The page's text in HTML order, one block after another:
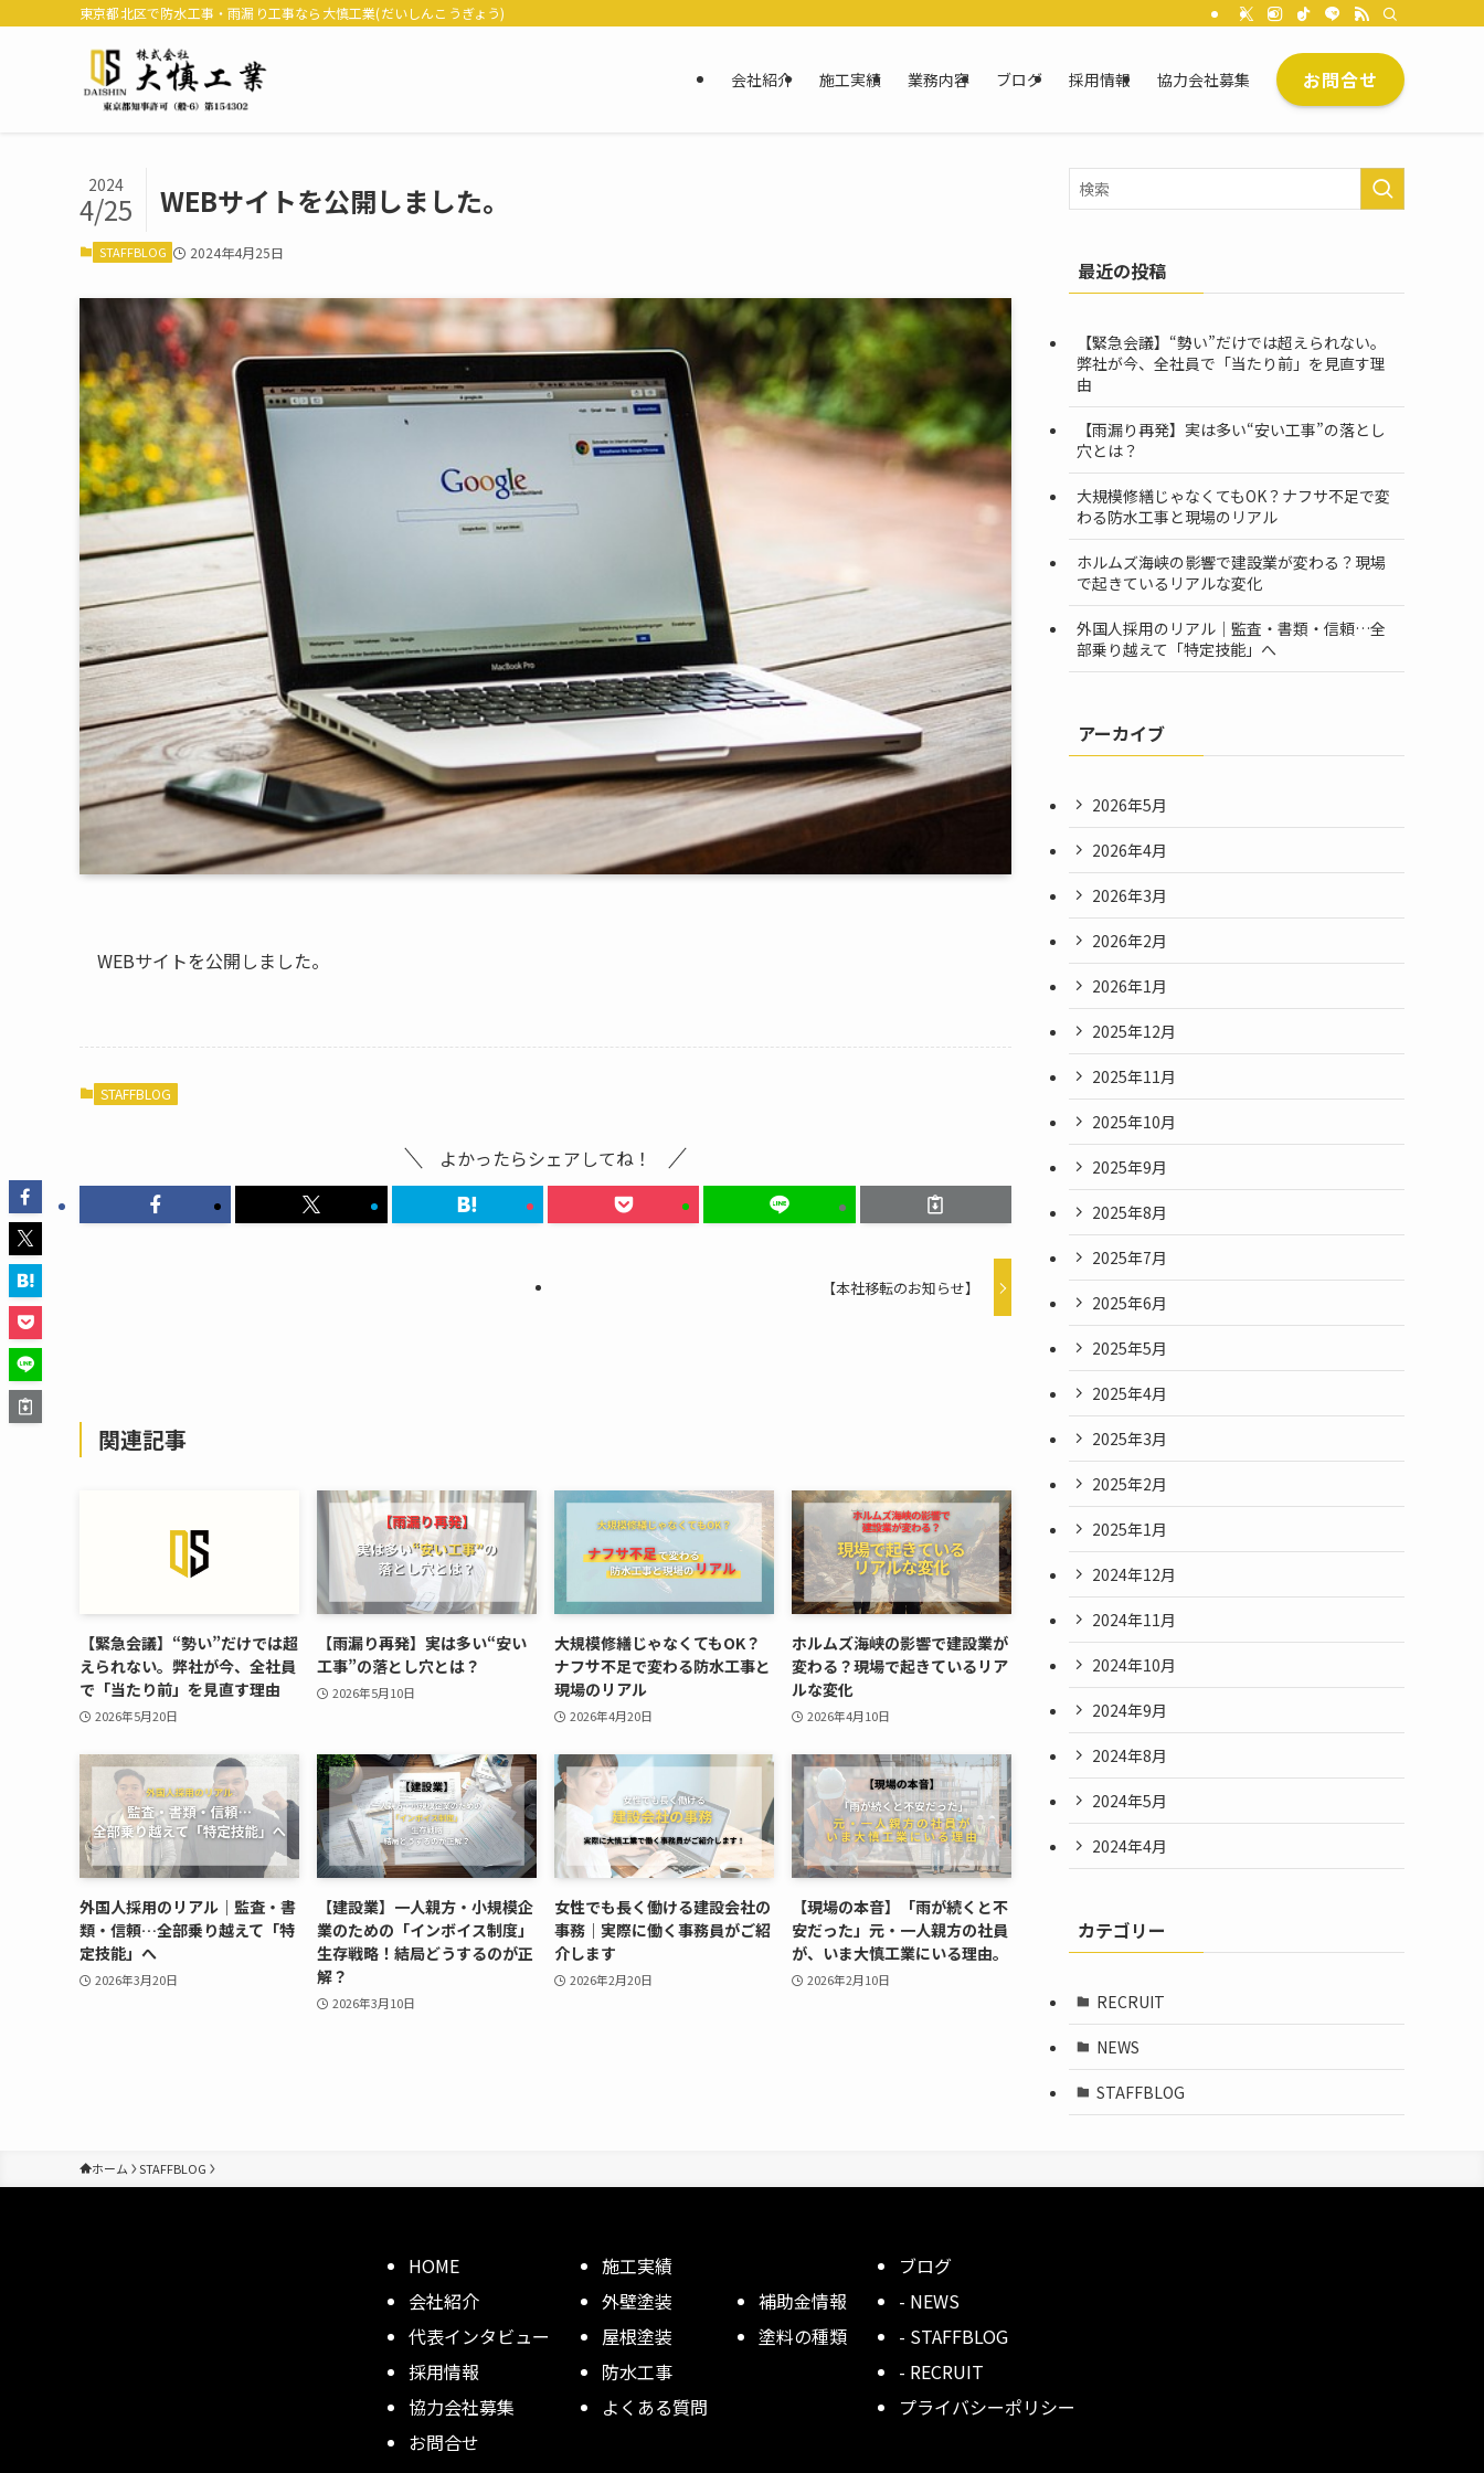
東京都北区で防水工事・雨漏り工事なら大慎工業(だいしんこうぎょう)
会社紹介 施工実績 業務内容 ブログ 採用情報 協力会社募集 お問合せ
WEBサイトを公開しました。
2024
4/25
STAFFBLOG 2024年4月25日
WEBサイトを公開しました。
STAFFBLOG
よかったらシェアしてね！
【本社移転のお知らせ】
関連記事
【緊急会議】“勢い”だけでは超
えられない。弊社が今、全社員
で「当たり前」を見直す理由
2026年5月20日
【雨漏り再発】実は多い“安い
工事”の落とし穴とは？
2026年5月10日
大規模修繕じゃなくてもOK？
ナフサ不足で変わる防水工事と
現場のリアル
2026年4月20日
ホルムズ海峡の影響で建設業が
変わる？現場で起きているリア
ルな変化
2026年4月10日
外国人採用のリアル｜監査・書
類・信頼…全部乗り越えて「特
定技能」へ
2026年3月20日
【建設業】一人親方・小規模企
業のための「インボイス制度」
生存戦略！結局どうするのが正
解？
2026年3月10日
女性でも長く働ける建設会社の
事務｜実際に働く事務員がご紹
介します
2026年2月20日
【現場の本音】「雨が続くと不
安だった」元・一人親方の社員
が、いま大慎工業にいる理由。
2026年2月10日
最近の投稿
【緊急会議】“勢い”だけでは超えられない。
弊社が今、全社員で「当たり前」を見直す理
由
【雨漏り再発】実は多い“安い工事”の落とし
穴とは？
大規模修繕じゃなくてもOK？ナフサ不足で変
わる防水工事と現場のリアル
ホルムズ海峡の影響で建設業が変わる？現場
で起きているリアルな変化
外国人採用のリアル｜監査・書類・信頼…全
部乗り越えて「特定技能」へ
アーカイブ
2026年5月
2026年4月
2026年3月
2026年2月
2026年1月
2025年12月
2025年11月
2025年10月
2025年9月
2025年8月
2025年7月
2025年6月
2025年5月
2025年4月
2025年3月
2025年2月
2025年1月
2024年12月
2024年11月
2024年10月
2024年9月
2024年8月
2024年5月
2024年4月
カテゴリー
RECRUIT
NEWS
STAFFBLOG
ホーム STAFFBLOG
HOME
会社紹介
代表インタビュー
採用情報
協力会社募集
お問合せ
施工実績
外壁塗装
屋根塗装
防水工事
よくある質問
補助金情報
塗料の種類
ブログ
- NEWS
- STAFFBLOG
- RECRUIT
プライバシーポリシー